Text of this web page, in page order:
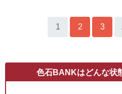
1 2 3
色石BANKはどんな状